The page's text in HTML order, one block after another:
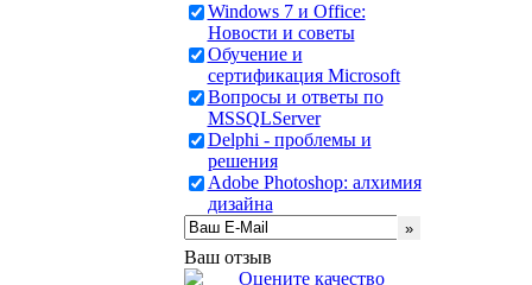
Windows 7 и Office:
Новости и советы
Обучение и
сертификация Microsoft
Вопросы и ответы по
MSSQLServer
Delphi - проблемы и
решения
Adobe Photoshop: алхимия
дизайна
Ваш отзыв